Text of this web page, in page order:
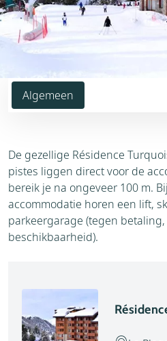
Algemeen
De gezellige Résidence
pistes liggen direct voor de
bereik je na ongeveer 100 m.
accommodatie horen een lift,
parkeergarage (tegen
beschikbaarheid).